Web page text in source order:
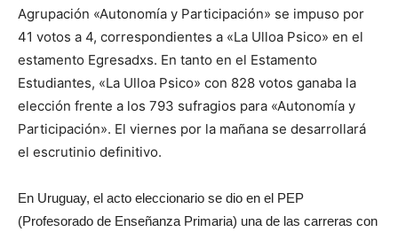
Agrupación «Autonomía y Participación» se impuso por
41 votos a 4, correspondientes a «La Ulloa Psico» en el
estamento Egresadxs. En tanto en el Estamento
Estudiantes, «La Ulloa Psico» con 828 votos ganaba la
elección frente a los 793 sufragios para «Autonomía y
Participación». El viernes por la mañana se desarrollará
el escrutinio definitivo.
En Uruguay, el acto eleccionario se dio en el PEP
(Profesorado de Enseñanza Primaria) una de las carreras con